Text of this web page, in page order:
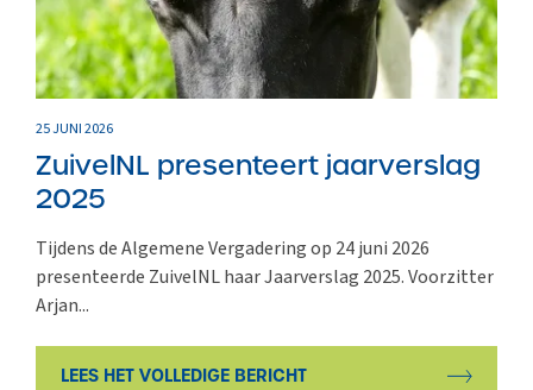
25 JUNI 2026
ZuivelNL presenteert jaarverslag
2025
Tijdens de Algemene Vergadering op 24 juni 2026
presenteerde ZuivelNL haar Jaarverslag 2025. Voorzitter
Arjan...
LEES HET VOLLEDIGE BERICHT